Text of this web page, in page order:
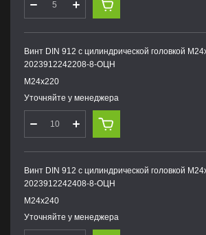
Винт DIN 912 с цилиндрической головкой
2023912242208-8-ОЦН
М24х220
Уточняйте у менеджера
Винт DIN 912 с цилиндрической головкой
2023912242408-8-ОЦН
М24х240
Уточняйте у менеджера